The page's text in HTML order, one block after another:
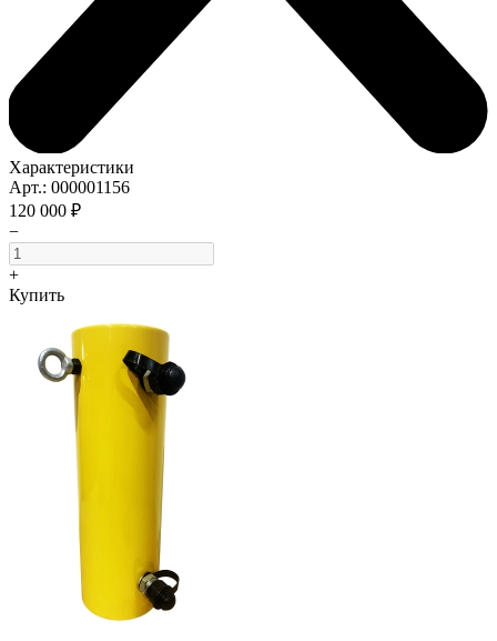
Характеристики
Арт.: 000001156
120 000 ₽
−
+
Купить